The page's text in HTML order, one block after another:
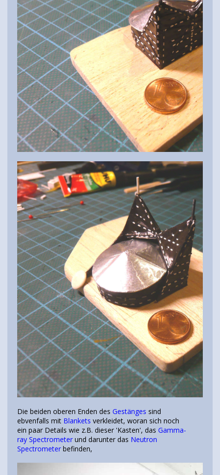
Die beiden oberen Enden des Gestänges sind
ebvenfalls mit Blankets verkleidet, woran sich noch
ein paar Details wie z.B. dieser 'Kasten', das Gamma-
ray Spectrometer und darunter das Neutron
Spectrometer befinden,